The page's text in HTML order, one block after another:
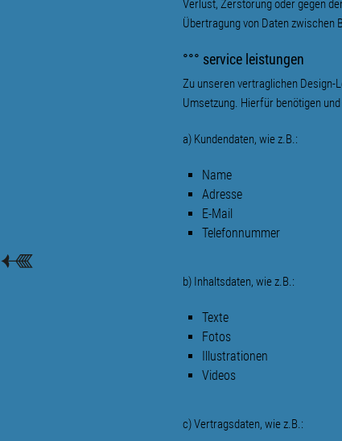
Verlust, Zerstörung oder gegen
Übertragung von Daten zwischen
°°° service leistungen
Zu unseren vertraglichen Design-
Umsetzung. Hierfür benötigen
a) Kundendaten, wie z.B.:
Name
Adresse
E-Mail
Telefonnummer
b) Inhaltsdaten, wie z.B.:
Texte
Fotos
Illustrationen
Videos
c) Vertragsdaten, wie z.B.: